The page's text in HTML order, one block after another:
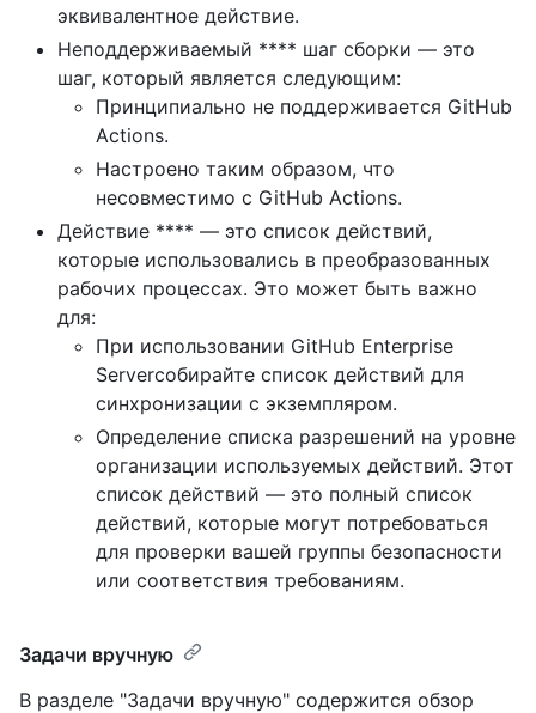
эквивалентное действие.
Неподдерживаемый **** шаг сборки — это
шаг, который является следующим:
Принципиально не поддерживается GitHub
Actions.
Настроено таким образом, что
несовместимо с GitHub Actions.
Действие **** — это список действий,
которые использовались в преобразованных
рабочих процессах. Это может быть важно
для:
При использовании GitHub Enterprise
Serverсобирайте список действий для
синхронизации с экземпляром.
Определение списка разрешений на уровне
организации используемых действий. Этот
список действий — это полный список
действий, которые могут потребоваться
для проверки вашей группы безопасности
или соответствия требованиям.
Задачи вручную
В разделе "Задачи вручную" содержится обзор